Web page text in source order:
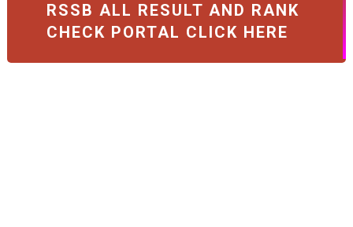
RSSB ALL RESULT AND RANK
CHECK PORTAL CLICK HERE